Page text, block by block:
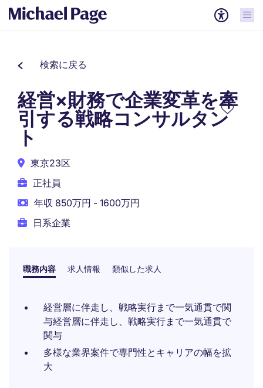
検索に戻る
経営×財務で企業変革を牽
引する戦略コンサルタン
ト
東京23区
正社員
年収 850万円 - 1600万円
日系企業
職務内容 求人情報 類似した求人
経営層に伴走し、戦略実行まで一気通貫で関
与経営層に伴走し、戦略実行まで一気通貫で
関与
多様な業界案件で専門性とキャリアの幅を拡
大